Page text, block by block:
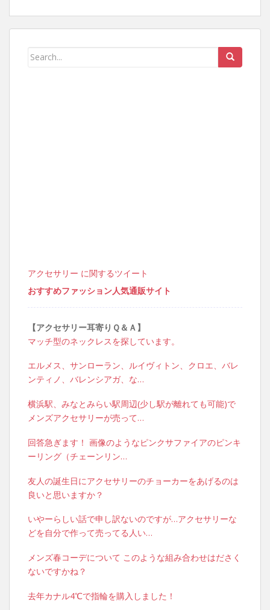
アクセサリー に関するツイート
おすすめファッション人気通販サイト
【アクセサリー耳寄りＱ＆Ａ】
マッチ型のネックレスを探しています。
エルメス、サンローラン、ルイヴィトン、クロエ、バレ
ンティノ、バレンシアガ、な…
横浜駅、みなとみらい駅周辺(少し駅が離れても可能)で
メンズアクセサリーが売って…
回答急ぎます！ 画像のようなピンクサファイアのピンキ
ーリング（チェーンリン…
友人の誕生日にアクセサリーのチョーカーをあげるのは
良いと思いますか？
いやーらしい話で申し訳ないのですが…アクセサリーな
どを自分で作って売ってる人い…
メンズ春コーデについて このような組み合わせはださく
ないですかね？
去年カナル4℃で指輪を購入しました！